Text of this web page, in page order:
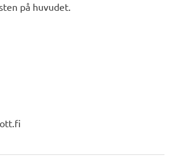
på huvudet.
400